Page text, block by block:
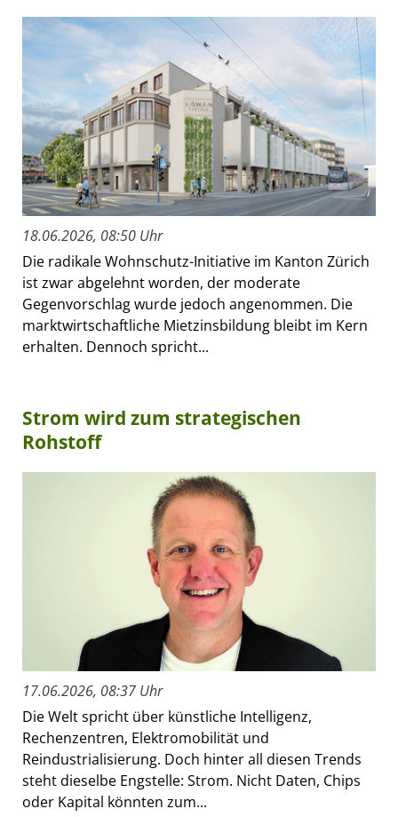
18.06.2026, 08:50 Uhr
Die radikale Wohnschutz-Initiative im Kanton Zürich
ist zwar abgelehnt worden, der moderate
Gegenvorschlag wurde jedoch angenommen. Die
marktwirtschaftliche Mietzinsbildung bleibt im Kern
erhalten. Dennoch spricht...
Strom wird zum strategischen
Rohstoff
17.06.2026, 08:37 Uhr
Die Welt spricht über künstliche Intelligenz,
Rechenzentren, Elektromobilität und
Reindustrialisierung. Doch hinter all diesen Trends
steht dieselbe Engstelle: Strom. Nicht Daten, Chips
oder Kapital könnten zum...